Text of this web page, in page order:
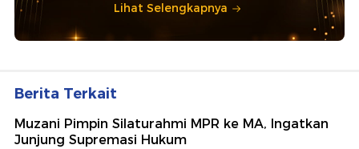
Lihat Selengkapnya
Berita Terkait
Muzani Pimpin Silaturahmi MPR ke MA, Ingatkan
Junjung Supremasi Hukum